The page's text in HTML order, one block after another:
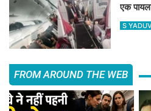
एक
India ने
S
FROM AROUND THE WEB